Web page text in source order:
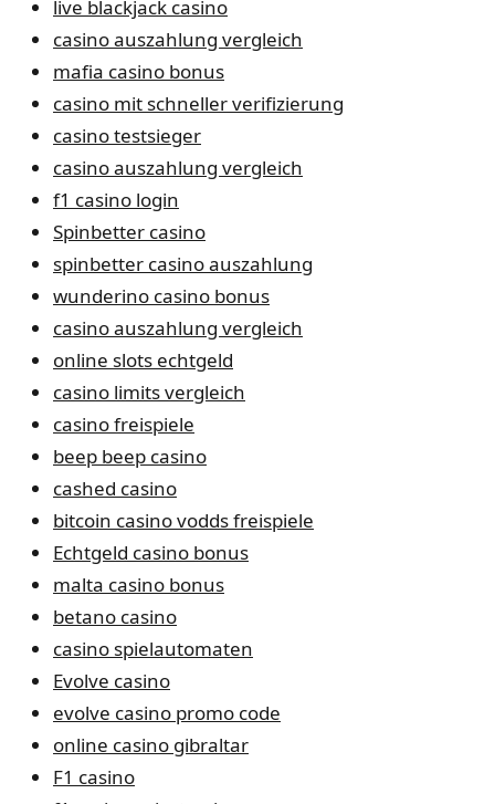
live blackjack casino
casino auszahlung vergleich
mafia casino bonus
casino mit schneller verifizierung
casino testsieger
casino auszahlung vergleich
f1 casino login
Spinbetter casino
spinbetter casino auszahlung
wunderino casino bonus
casino auszahlung vergleich
online slots echtgeld
casino limits vergleich
casino freispiele
beep beep casino
cashed casino
bitcoin casino vodds freispiele
Echtgeld casino bonus
malta casino bonus
betano casino
casino spielautomaten
Evolve casino
evolve casino promo code
online casino gibraltar
F1 casino